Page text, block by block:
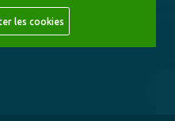
les cookies